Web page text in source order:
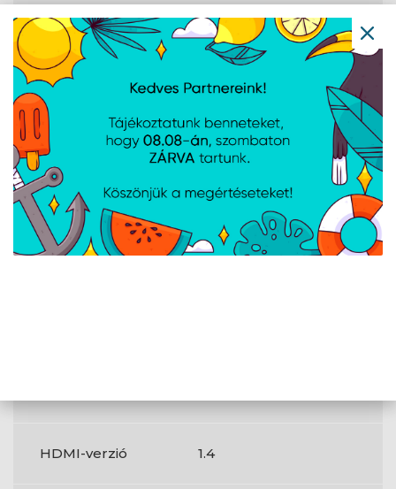
HDMI portok
mennyisége
1
DisplayPort száma
Fejhallgató
kimenetek
1
Beépített USB-
elosztó
Nem
HDMI-verzió 1.4